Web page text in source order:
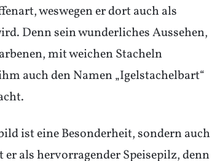
weswegen er dort auch als
Denn sein wunderliches Aussehen,
mit weichen Stacheln
auch den Namen „Igelstachelbart“
ist eine Besonderheit, sondern auch
als hervorragender Speisepilz, denn